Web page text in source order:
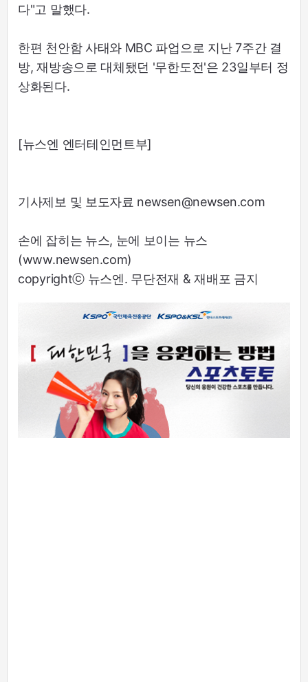
다"고 말했다.
한편 천안함 사태와 MBC 파업으로 지난 7주간 결
방, 재방송으로 대체됐던 '무한도전'은 23일부터 정
상화된다.
[뉴스엔 엔터테인먼트부]
기사제보 및 보도자료 newsen@newsen.com
손에 잡히는 뉴스, 눈에 보이는 뉴스
(www.newsen.com)
copyrightⓒ 뉴스엔. 무단전재 & 재배포 금지